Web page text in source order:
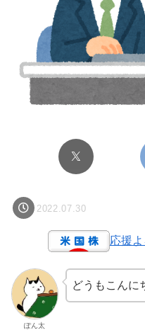
2022.07.30
応援
ぽん太
どうもこんに